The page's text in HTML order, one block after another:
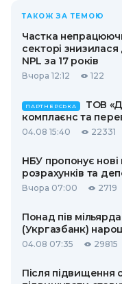
ТАКОЖ ЗА ТЕМОЮ
Частка
секторі знизилася
NPL за 17 років
Вчора 12:12 122
ПАРТНЕРСЬКА
ТОВ
комплаєнс та
04.08 15:40 22331
НБУ пропонує нові
розрахунків та
Вчора 07:00 2719
Понад пів
(Укргазбанк)
04.08 07:35 29815
Після підвищення